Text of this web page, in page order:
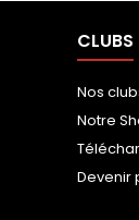
CLUBS
Nos
Notre
Devenir